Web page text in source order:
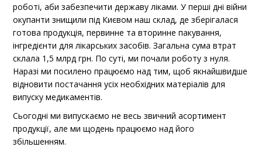
роботі, аби забезпечити державу ліками. У перші дні війни
окупанти знищили під Києвом наш склад, де зберігалася
готова продукція, первинне та вторинне пакування,
інгредієнти для лікарських засобів. Загальна сума втрат
склала 1,5 млрд грн. По суті, ми почали роботу з нуля.
Наразі ми посилено працюємо над тим, щоб якнайшвидше
відновити постачання усіх необхідних матеріалів для
випуску медикаментів.
Сьогодні ми випускаємо не весь звичний асортимент
продукції, але ми щодень працюємо над його
збільшенням.